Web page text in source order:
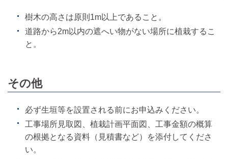
樹木の高さは原則1m以上であること。
道路から2m以内の遮へい物がない場所に植栽するこ
と。
その他
必ず生垣等を設置される前にお申込みください。
工事場所見取図、植栽計画平面図、工事金額の概算
の根拠となる資料（見積書など）を添付してくださ
い。